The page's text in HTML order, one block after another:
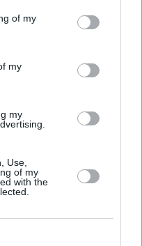
el derecho de
se aplicarán
en este sitio web o
of my
my
my
Use,
of my
with the